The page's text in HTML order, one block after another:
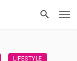
LIFESTYLE